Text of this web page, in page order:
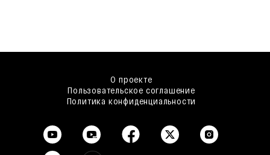
О проекте
Пользовательское соглашение
Политика конфиденциальности